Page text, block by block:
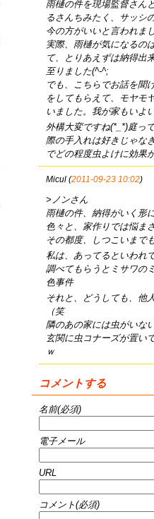
雨樋の件を現場監督さん
るさんちみたく、サッシ
今の方がいいと言われま
実際、雨樋が気になるの
て、とりあえずは納得出
至りました(^-^;
でも、こちらでお話を聞
をしてもらえて、モヤモ
いました。我が家もいよ
外構大変ですね(*_*)庭っ
際の手入れは好きじゃな
でどの程度虫よけに効果
Micul (2011-09-23 10:02)
>ノンさん
雨樋の件、納得がいく形
色々と、家作りでは悩ま
その都度、しつこいまで
私は、あってるといわれ
調べてもらうとミサワの
色事件
それと、どうしても、他
（笑
隣のあの家には虫がいな
玄関に虫コナーズが置い
ｗ
コメントする
名前(必須)
電子メール
URL
コメント(必須)